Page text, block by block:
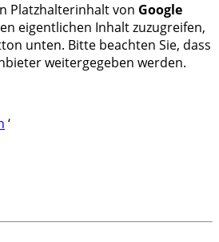
Platzhalterinhalt von Google
eigentlichen Inhalt zuzugreifen,
unten. Bitte beachten Sie, dass
weitergegeben werden.
‘